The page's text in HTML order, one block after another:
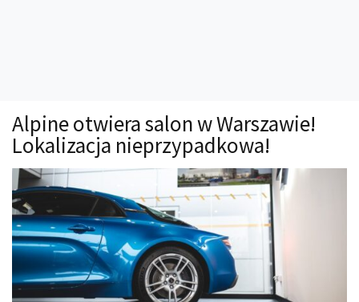
Technika jazdy
Oświetlenie
Kalkulatory
Przelicznik mocy
Auto z niemiec
Galerie
Alpine otwiera salon w Warszawie!
Lokalizacja nieprzypadkowa!